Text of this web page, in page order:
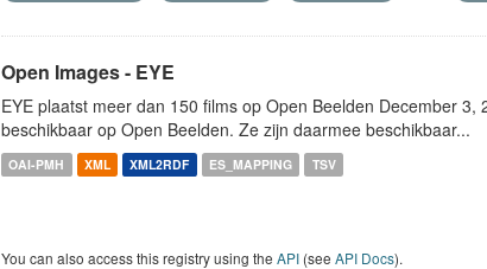
Open Images - EYE
EYE plaatst meer dan 150 films op Open Beelden December
beschikbaar op Open Beelden. Ze zijn daarmee beschikbaar...
OAI-PMH XML XML2RDF ES_MAPPING TSV
You can also access this registry using the API (see API Docs).